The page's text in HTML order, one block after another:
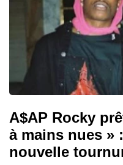
A$AP Rocky
à mains nues »
nouvelle